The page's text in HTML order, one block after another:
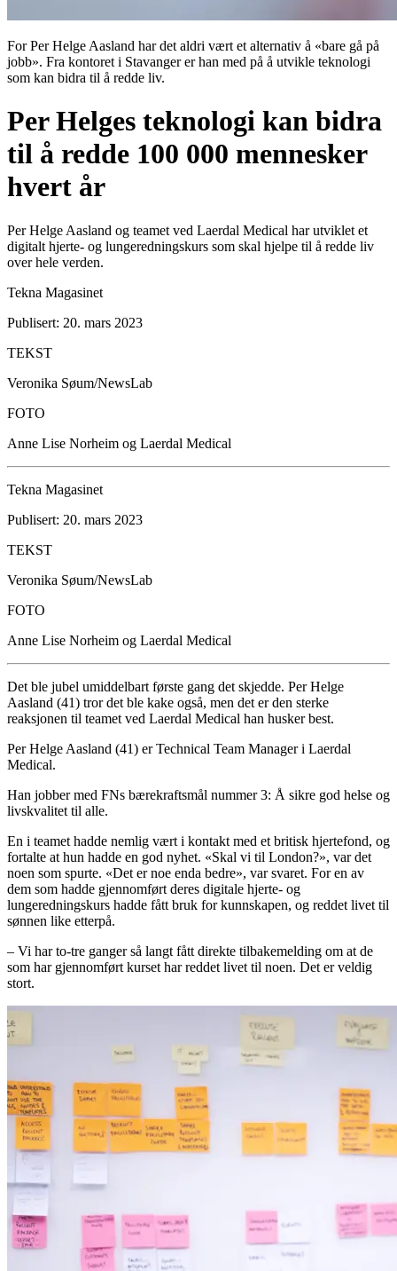
For Per Helge Aasland har det aldri vært et alternativ å «bare gå på
jobb». Fra kontoret i Stavanger er han med på å utvikle teknologi
som kan bidra til å redde liv.
Per Helges teknologi kan bidra
til å redde 100 000 mennesker
hvert år
Per Helge Aasland og teamet ved Laerdal Medical har utviklet et
digitalt hjerte- og lungeredningskurs som skal hjelpe til å redde liv
over hele verden.
Tekna Magasinet
Publisert: 20. mars 2023
TEKST
Veronika Søum/NewsLab
FOTO
Anne Lise Norheim og Laerdal Medical
Tekna Magasinet
Publisert: 20. mars 2023
TEKST
Veronika Søum/NewsLab
FOTO
Anne Lise Norheim og Laerdal Medical
Det ble jubel umiddelbart første gang det skjedde. Per Helge
Aasland (41) tror det ble kake også, men det er den sterke
reaksjonen til teamet ved Laerdal Medical han husker best.
Per Helge Aasland (41) er Technical Team Manager i Laerdal
Medical.
Han jobber med FNs bærekraftsmål nummer 3: Å sikre god helse og
livskvalitet til alle.
En i teamet hadde nemlig vært i kontakt med et britisk hjertefond, og
fortalte at hun hadde en god nyhet. «Skal vi til London?», var det
noen som spurte. «Det er noe enda bedre», var svaret. For en av
dem som hadde gjennomført deres digitale hjerte- og
lungeredningskurs hadde fått bruk for kunnskapen, og reddet livet til
sønnen like etterpå.
– Vi har to-tre ganger så langt fått direkte tilbakemelding om at de
som har gjennomført kurset har reddet livet til noen. Det er veldig
stort.